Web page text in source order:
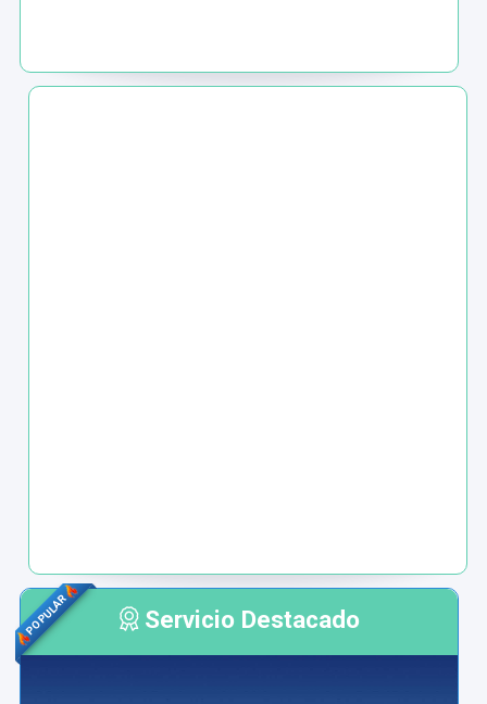
POPULAR Servicio Destacado